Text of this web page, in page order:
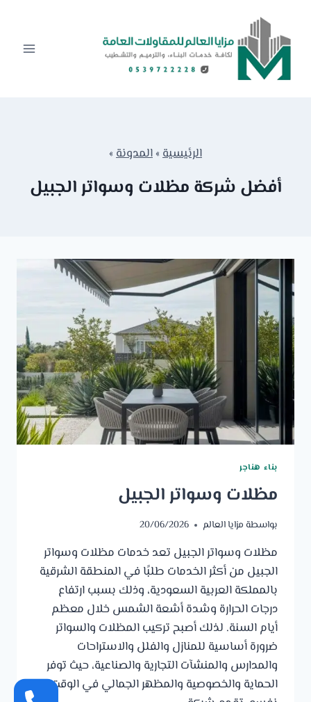
المحتوى
الرئيسية»المدونة»
أفضل شركة مظلات وسواتر الجبيل
بناء هناجر
مظلات وسواتر الجبيل
بواسطة مزايا العالم 20/06/2026
مظلات وسواتر الجبيل تعد خدمات مظلات وسواتر
الجبيل من أكثر الخدمات طلبًا في المنطقة الشرقية
بالمملكة العربية السعودية، وذلك بسبب ارتفاع
درجات الحرارة وشدة أشعة الشمس خلال معظم
أيام السنة. لذلك أصبح تركيب المظلات والسواتر
ضرورة أساسية للمنازل والفلل والاستراحات
والمدارس والمنشآت التجارية والصناعية، حيث توفر
الحماية والخصوصية والمظهر الجمالي في الوقت